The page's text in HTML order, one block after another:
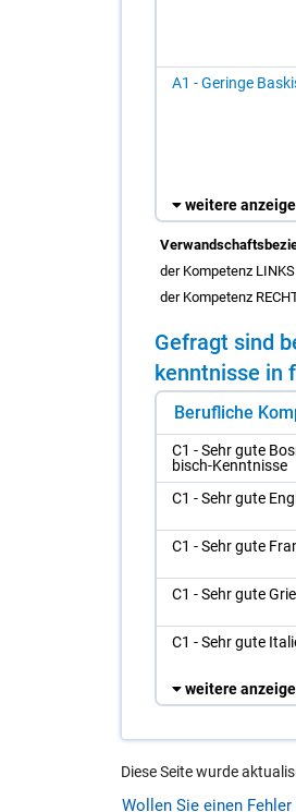
A1 - Geringe
weitere
der Kompetenz
der Kompetenz
Ge­fragt sind
kennt­nis­se in
Berufliche
C1 - Sehr gute
bisch-Kennt­nis­se
C1 - Sehr gute
C1 - Sehr gute
C1 - Sehr gute
C1 - Sehr gute
weitere
Diese Seite wurde
Wollen Sie einen Fehler